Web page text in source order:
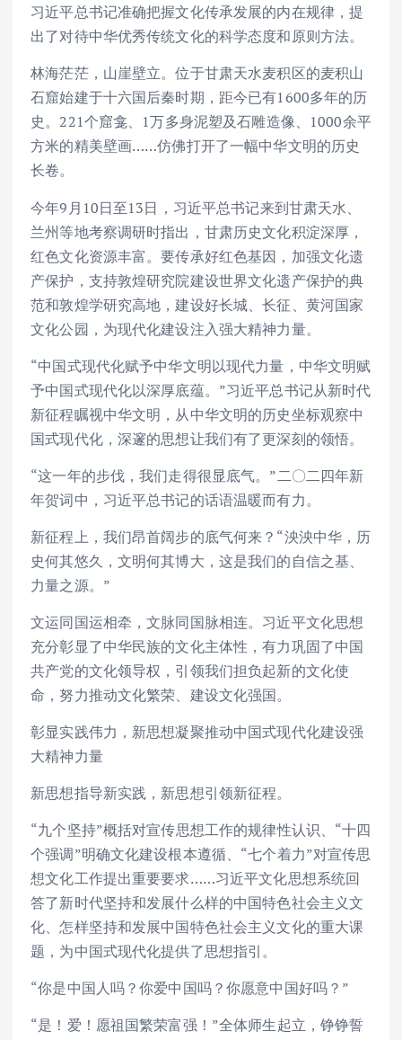
习近平总书记准确把握文化传承发展的内在规律，提
出了对待中华优秀传统文化的科学态度和原则方法。
林海茫茫，山崖壁立。位于甘肃天水麦积区的麦积山
石窟始建于十六国后秦时期，距今已有1600多年的历
史。221个窟龛、1万多身泥塑及石雕造像、1000余平
方米的精美壁画……仿佛打开了一幅中华文明的历史
长卷。
今年9月10日至13日，习近平总书记来到甘肃天水、
兰州等地考察调研时指出，甘肃历史文化积淀深厚，
红色文化资源丰富。要传承好红色基因，加强文化遗
产保护，支持敦煌研究院建设世界文化遗产保护的典
范和敦煌学研究高地，建设好长城、长征、黄河国家
文化公园，为现代化建设注入强大精神力量。
“中国式现代化赋予中华文明以现代力量，中华文明赋
予中国式现代化以深厚底蕴。”习近平总书记从新时代
新征程瞩视中华文明，从中华文明的历史坐标观察中
国式现代化，深邃的思想让我们有了更深刻的领悟。
“这一年的步伐，我们走得很显底气。”二〇二四年新
年贺词中，习近平总书记的话语温暖而有力。
新征程上，我们昂首阔步的底气何来？“泱泱中华，历
史何其悠久，文明何其博大，这是我们的自信之基、
力量之源。”
文运同国运相牵，文脉同国脉相连。习近平文化思想
充分彰显了中华民族的文化主体性，有力巩固了中国
共产党的文化领导权，引领我们担负起新的文化使
命，努力推动文化繁荣、建设文化强国。
彰显实践伟力，新思想凝聚推动中国式现代化建设强
大精神力量
新思想指导新实践，新思想引领新征程。
“九个坚持”概括对宣传思想工作的规律性认识、“十四
个强调”明确文化建设根本遵循、“七个着力”对宣传思
想文化工作提出重要要求……习近平文化思想系统回
答了新时代坚持和发展什么样的中国特色社会主义文
化、怎样坚持和发展中国特色社会主义文化的重大课
题，为中国式现代化提供了思想指引。
“你是中国人吗？你爱中国吗？你愿意中国好吗？”
“是！爱！愿祖国繁荣富强！”全体师生起立，铮铮誓